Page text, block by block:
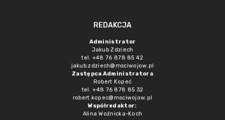
REDAKCJA
Administrator
Jakub Zdziech
tel. +48 76 878 85 42
jakub.zdziech@msciwojow.pl
Zastępca Administratora
Robert Kopeć
tel. +48 76 878 85 32
robert.kopec@msciwojow.pl
Współredaktor:
Alina Woźnicka-Koch